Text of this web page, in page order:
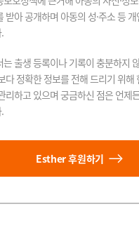
받아 공개하며 아동의 성·주소 등
는 출생 등록이나 기록이 충분하지
다 정확한 정보를 전해 드리기 위해
리하고 있으며 궁금하신 점은 언제
Esther 후원하기